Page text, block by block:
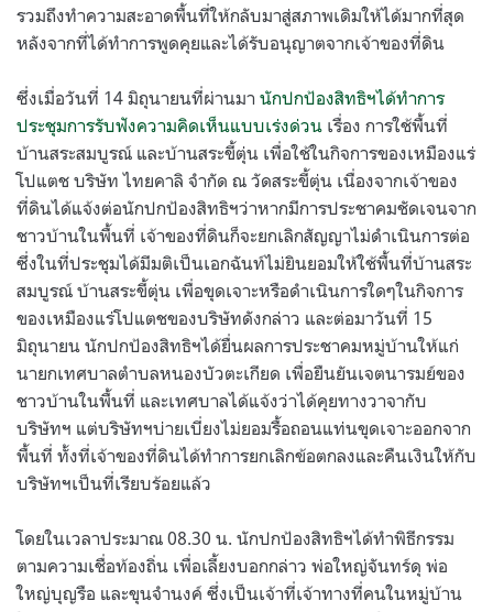
รวมถึงทำความสะอาดพื้นที่ให้กลับมาสู่สภาพเดิมให้ได้มากที่สุด
หลังจากที่ได้ทำการพูดคุยและได้รับอนุญาตจากเจ้าของที่ดิน
ซึ่งเมื่อวันที่ 14 มิถุนายนที่ผ่านมา นักปกป้องสิทธิฯได้ทำการ
ประชุมการรับฟังความคิดเห็นแบบเร่งด่วน เรื่อง การใช้พื้นที่
บ้านสระสมบูรณ์ และบ้านสระขี้ตุ่น เพื่อใช้ในกิจการของเหมืองแร่
โปแตช บริษัท ไทยคาลิ จำกัด ณ วัดสระขี้ตุ่น เนื่องจากเจ้าของ
ที่ดินได้แจ้งต่อนักปกป้องสิทธิฯว่าหากมีการประชาคมชัดเจนจาก
ชาวบ้านในพื้นที่ เจ้าของที่ดินก็จะยกเลิกสัญญาไม่ดำเนินการต่อ
ซึ่งในที่ประชุมได้มีมติเป็นเอกฉันท์ไม่ยินยอมให้ใช้พื้นที่บ้านสระ
สมบูรณ์ บ้านสระขี้ตุ่น เพื่อขุดเจาะหรือดำเนินการใดๆในกิจการ
ของเหมืองแร่โปแตชของบริษัทดังกล่าว และต่อมาวันที่ 15
มิถุนายน นักปกป้องสิทธิฯได้ยื่นผลการประชาคมหมู่บ้านให้แก่
นายกเทศบาลตำบลหนองบัวตะเกียด เพื่อยืนยันเจตนารมย์ของ
ชาวบ้านในพื้นที่ และเทศบาลได้แจ้งว่าได้คุยทางวาจากับ
บริษัทฯ แต่บริษัทฯบ่ายเบี่ยงไม่ยอมรื้อถอนแท่นขุดเจาะออกจาก
พื้นที่ ทั้งที่เจ้าของที่ดินได้ทำการยกเลิกข้อตกลงและคืนเงินให้กับ
บริษัทฯเป็นที่เรียบร้อยแล้ว
โดยในเวลาประมาณ 08.30 น. นักปกป้องสิทธิฯได้ทำพิธีกรรม
ตามความเชื่อท้องถิ่น เพื่อเลี้ยงบอกกล่าว พ่อใหญ่จันทร์ดุ พ่อ
ใหญ่บุญรือ และขุนจำนงค์ ซึ่งเป็นเจ้าที่เจ้าทางที่คนในหมู่บ้าน